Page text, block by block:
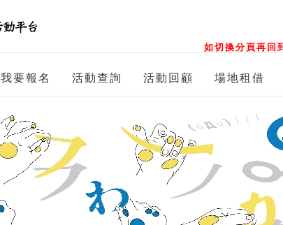
如切換分頁再回
我要報名 活動查詢 活動回顧 場地租借